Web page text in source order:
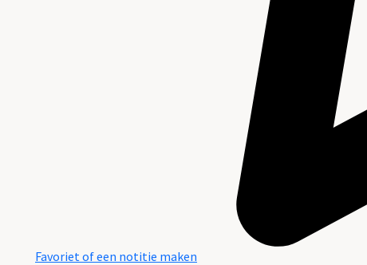
Favoriet of een notitie maken